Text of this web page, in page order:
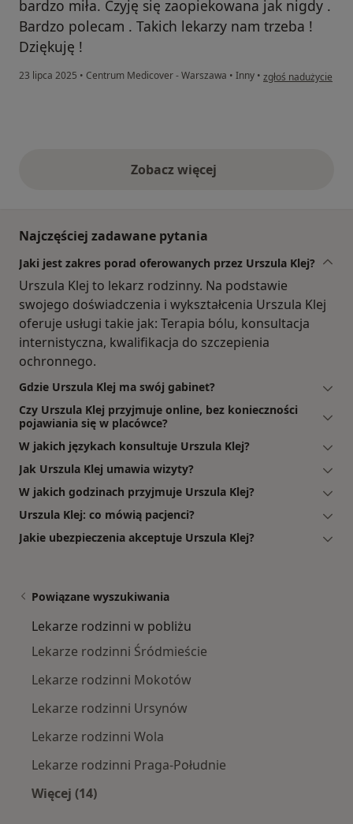
bardzo miła. Czyję się zaopiekowana jak nigdy .
Bardzo polecam . Takich lekarzy nam trzeba !
Dziękuję !
23 lipca 2025 • Centrum Medicover - Warszawa • Inny • w opinii
zgłoś nadużycie
Zobacz więcejopinie powyżej
Najczęściej zadawane pytania
Jaki jest zakres porad oferowanych przez Urszula Klej?
Urszula Klej to lekarz rodzinny. Na podstawie
swojego doświadczenia i wykształcenia Urszula Klej
oferuje usługi takie jak: Terapia bólu, konsultacja
internistyczna, kwalifikacja do szczepienia
ochronnego.
Gdzie Urszula Klej ma swój gabinet?
Czy Urszula Klej przyjmuje online, bez konieczności
pojawiania się w placówce?
W jakich językach konsultuje Urszula Klej?
Jak Urszula Klej umawia wizyty?
W jakich godzinach przyjmuje Urszula Klej?
Urszula Klej: co mówią pacjenci?
Jakie ubezpieczenia akceptuje Urszula Klej?
Powiązane wyszukiwania
Lekarze rodzinni w pobliżu
Lekarze rodzinni Śródmieście
Lekarze rodzinni Mokotów
Lekarze rodzinni Ursynów
Lekarze rodzinni Wola
Lekarze rodzinni Praga-Południe
Więcej (14)